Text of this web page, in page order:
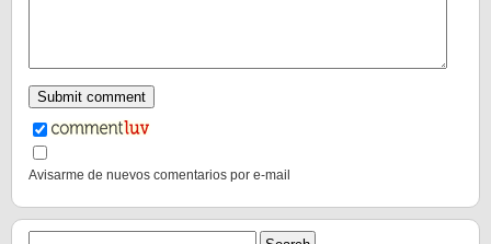
Avisarme de nuevos comentarios por e-mail